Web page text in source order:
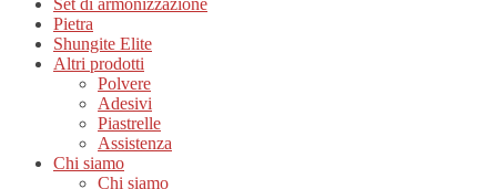
Set di armonizzazione
Pietra
Shungite Elite
Altri prodotti
Polvere
Adesivi
Piastrelle
Assistenza
Chi siamo
Chi siamo